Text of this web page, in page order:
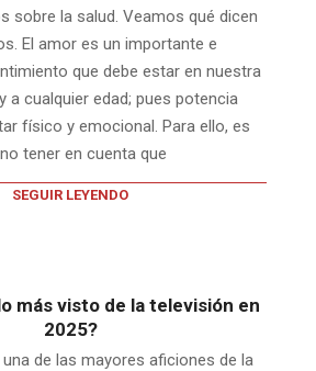
sobre la salud. Veamos qué dicen
El amor es un importante e
que debe estar en nuestra
a cualquier edad; pues potencia
físico y emocional. Para ello, es
tener en cuenta que
SEGUIR LEYENDO
más visto de la televisión en
2025?
de las mayores aficiones de la